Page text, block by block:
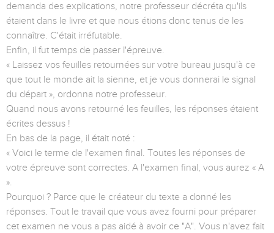
demanda des explications, notre professeur décréta qu'ils
étaient dans le livre et que nous étions donc tenus de les
connaître. C'était irréfutable.
Enfin, il fut temps de passer l'épreuve.
« Laissez vos feuilles retournées sur votre bureau jusqu'à ce
que tout le monde ait la sienne, et je vous donnerai le signal
du départ », ordonna notre professeur.
Quand nous avons retourné les feuilles, les réponses étaient
écrites dessus !
En bas de la page, il était noté :
« Voici le terme de l'examen final. Toutes les réponses de
votre épreuve sont correctes. A l'examen final, vous aurez « A
».
Pourquoi ? Parce que le créateur du texte a donné les
réponses. Tout le travail que vous avez fourni pour préparer
cet examen ne vous a pas aidé à avoir ce "A". Vous n'avez fait